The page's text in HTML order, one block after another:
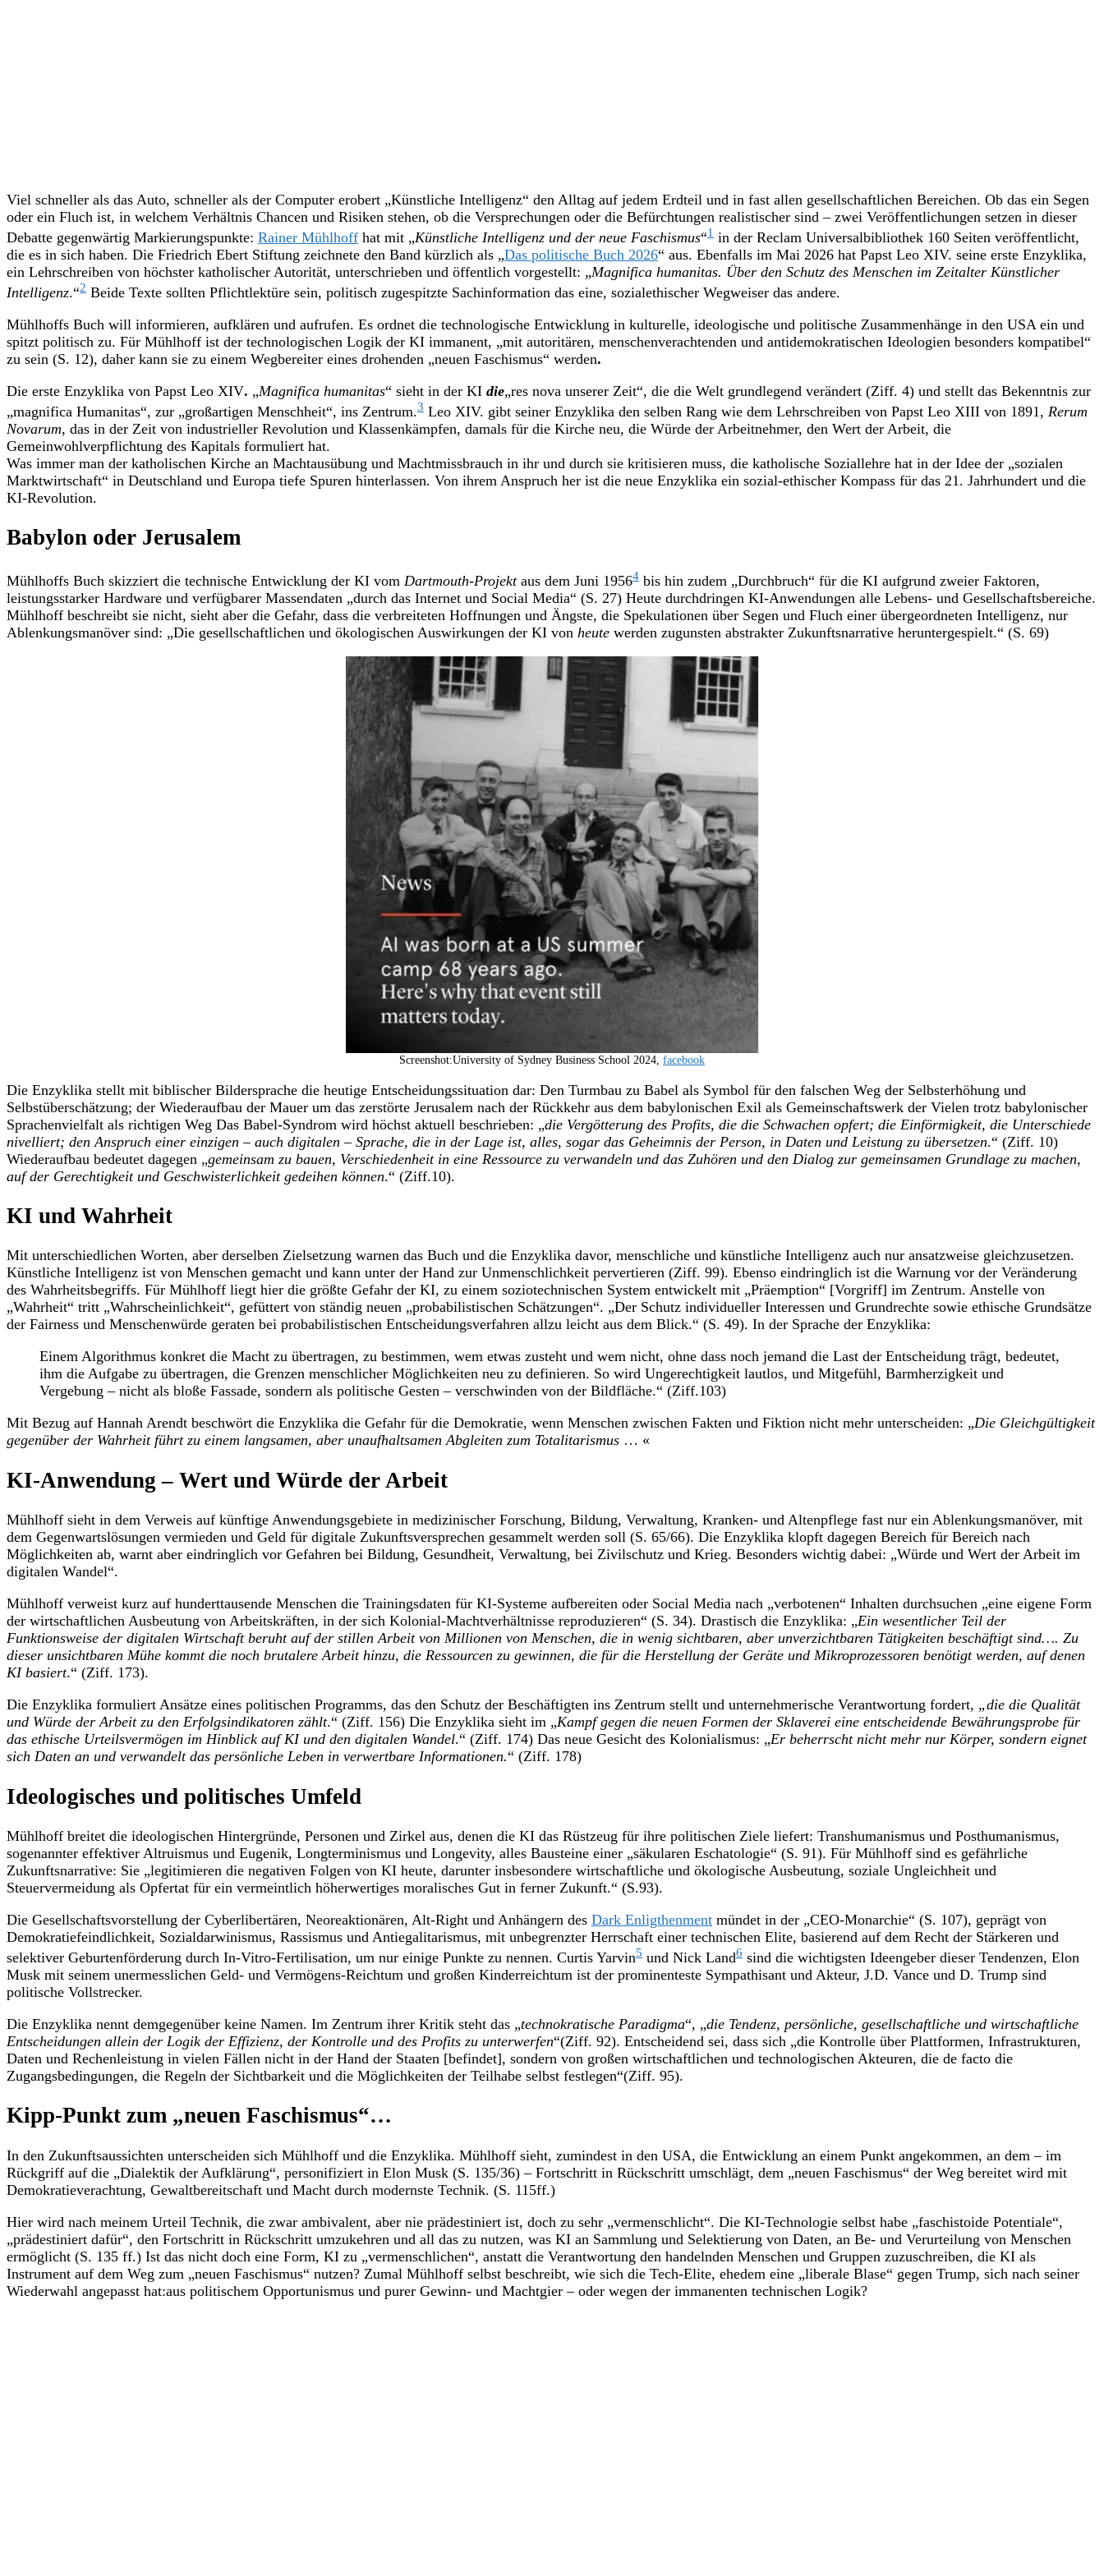
Viel schneller als das Auto, schneller als der Computer erobert „Künstliche Intelligenz“ den Alltag auf jedem Erdteil und in fast allen gesellschaftlichen Bereichen. Ob das ein Segen
oder ein Fluch ist, in welchem Verhältnis Chancen und Risiken stehen, ob die Versprechungen oder die Befürchtungen realistischer sind – zwei Veröffentlichungen setzen in dieser
Debatte gegenwärtig Markierungspunkte: Rainer Mühlhoff hat mit „Künstliche Intelligenz und der neue Faschismus“1 in der Reclam Universalbibliothek 160 Seiten veröffentlicht,
die es in sich haben. Die Friedrich Ebert Stiftung zeichnete den Band kürzlich als „Das politische Buch 2026“ aus. Ebenfalls im Mai 2026 hat Papst Leo XIV. seine erste Enzyklika,
ein Lehrschreiben von höchster katholischer Autorität, unterschrieben und öffentlich vorgestellt: „Magnifica humanitas. Über den Schutz des Menschen im Zeitalter Künstlicher
Intelligenz.“2 Beide Texte sollten Pflichtlektüre sein, politisch zugespitzte Sachinformation das eine, sozialethischer Wegweiser das andere.
Mühlhoffs Buch will informieren, aufklären und aufrufen. Es ordnet die technologische Entwicklung in kulturelle, ideologische und politische Zusammenhänge in den USA ein und
spitzt politisch zu. Für Mühlhoff ist der technologischen Logik der KI immanent, „mit autoritären, menschenverachtenden und antidemokratischen Ideologien besonders kompatibel“
zu sein (S. 12), daher kann sie zu einem Wegbereiter eines drohenden „neuen Faschismus“ werden.
Die erste Enzyklika von Papst Leo XIV. „Magnifica humanitas“ sieht in der KI die„res nova unserer Zeit“, die die Welt grundlegend verändert (Ziff. 4) und stellt das Bekenntnis zur
„magnifica Humanitas“, zur „großartigen Menschheit“, ins Zentrum.3 Leo XIV. gibt seiner Enzyklika den selben Rang wie dem Lehrschreiben von Papst Leo XIII von 1891, Rerum
Novarum, das in der Zeit von industrieller Revolution und Klassenkämpfen, damals für die Kirche neu, die Würde der Arbeitnehmer, den Wert der Arbeit, die
Gemeinwohlverpflichtung des Kapitals formuliert hat.
Was immer man der katholischen Kirche an Machtausübung und Machtmissbrauch in ihr und durch sie kritisieren muss, die katholische Soziallehre hat in der Idee der „sozialen
Marktwirtschaft“ in Deutschland und Europa tiefe Spuren hinterlassen. Von ihrem Anspruch her ist die neue Enzyklika ein sozial-ethischer Kompass für das 21. Jahrhundert und die
KI-Revolution.
Babylon oder Jerusalem
Mühlhoffs Buch skizziert die technische Entwicklung der KI vom Dartmouth-Projekt aus dem Juni 19564 bis hin zudem „Durchbruch“ für die KI aufgrund zweier Faktoren,
leistungsstarker Hardware und verfügbarer Massendaten „durch das Internet und Social Media“ (S. 27) Heute durchdringen KI-Anwendungen alle Lebens- und Gesellschaftsbereiche.
Mühlhoff beschreibt sie nicht, sieht aber die Gefahr, dass die verbreiteten Hoffnungen und Ängste, die Spekulationen über Segen und Fluch einer übergeordneten Intelligenz, nur
Ablenkungsmanöver sind: „Die gesellschaftlichen und ökologischen Auswirkungen der KI von heute werden zugunsten abstrakter Zukunftsnarrative heruntergespielt.“ (S. 69)
Screenshot:University of Sydney Business School 2024, facebook
Die Enzyklika stellt mit biblischer Bildersprache die heutige Entscheidungssituation dar: Den Turmbau zu Babel als Symbol für den falschen Weg der Selbsterhöhung und
Selbstüberschätzung; der Wiederaufbau der Mauer um das zerstörte Jerusalem nach der Rückkehr aus dem babylonischen Exil als Gemeinschaftswerk der Vielen trotz babylonischer
Sprachenvielfalt als richtigen Weg Das Babel-Syndrom wird höchst aktuell beschrieben: „die Vergötterung des Profits, die die Schwachen opfert; die Einförmigkeit, die Unterschiede
nivelliert; den Anspruch einer einzigen – auch digitalen – Sprache, die in der Lage ist, alles, sogar das Geheimnis der Person, in Daten und Leistung zu übersetzen.“ (Ziff. 10)
Wiederaufbau bedeutet dagegen „gemeinsam zu bauen, Verschiedenheit in eine Ressource zu verwandeln und das Zuhören und den Dialog zur gemeinsamen Grundlage zu machen,
auf der Gerechtigkeit und Geschwisterlichkeit gedeihen können.“ (Ziff.10).
KI und Wahrheit
Mit unterschiedlichen Worten, aber derselben Zielsetzung warnen das Buch und die Enzyklika davor, menschliche und künstliche Intelligenz auch nur ansatzweise gleichzusetzen.
Künstliche Intelligenz ist von Menschen gemacht und kann unter der Hand zur Unmenschlichkeit pervertieren (Ziff. 99). Ebenso eindringlich ist die Warnung vor der Veränderung
des Wahrheitsbegriffs. Für Mühlhoff liegt hier die größte Gefahr der KI, zu einem soziotechnischen System entwickelt mit „Präemption“ [Vorgriff] im Zentrum. Anstelle von
„Wahrheit“ tritt „Wahrscheinlichkeit“, gefüttert von ständig neuen „probabilistischen Schätzungen“. „Der Schutz individueller Interessen und Grundrechte sowie ethische Grundsätze
der Fairness und Menschenwürde geraten bei probabilistischen Entscheidungsverfahren allzu leicht aus dem Blick.“ (S. 49). In der Sprache der Enzyklika:
Einem Algorithmus konkret die Macht zu übertragen, zu bestimmen, wem etwas zusteht und wem nicht, ohne dass noch jemand die Last der Entscheidung trägt, bedeutet,
ihm die Aufgabe zu übertragen, die Grenzen menschlicher Möglichkeiten neu zu definieren. So wird Ungerechtigkeit lautlos, und Mitgefühl, Barmherzigkeit und
Vergebung – nicht als bloße Fassade, sondern als politische Gesten – verschwinden von der Bildfläche.“ (Ziff.103)
Mit Bezug auf Hannah Arendt beschwört die Enzyklika die Gefahr für die Demokratie, wenn Menschen zwischen Fakten und Fiktion nicht mehr unterscheiden: „Die Gleichgültigkeit
gegenüber der Wahrheit führt zu einem langsamen, aber unaufhaltsamen Abgleiten zum Totalitarismus … «
KI-Anwendung – Wert und Würde der Arbeit
Mühlhoff sieht in dem Verweis auf künftige Anwendungsgebiete in medizinischer Forschung, Bildung, Verwaltung, Kranken- und Altenpflege fast nur ein Ablenkungsmanöver, mit
dem Gegenwartslösungen vermieden und Geld für digitale Zukunftsversprechen gesammelt werden soll (S. 65/66). Die Enzyklika klopft dagegen Bereich für Bereich nach
Möglichkeiten ab, warnt aber eindringlich vor Gefahren bei Bildung, Gesundheit, Verwaltung, bei Zivilschutz und Krieg. Besonders wichtig dabei: „Würde und Wert der Arbeit im
digitalen Wandel“.
Mühlhoff verweist kurz auf hunderttausende Menschen die Trainingsdaten für KI-Systeme aufbereiten oder Social Media nach „verbotenen“ Inhalten durchsuchen „eine eigene Form
der wirtschaftlichen Ausbeutung von Arbeitskräften, in der sich Kolonial-Machtverhältnisse reproduzieren“ (S. 34). Drastisch die Enzyklika: „Ein wesentlicher Teil der
Funktionsweise der digitalen Wirtschaft beruht auf der stillen Arbeit von Millionen von Menschen, die in wenig sichtbaren, aber unverzichtbaren Tätigkeiten beschäftigt sind…. Zu
dieser unsichtbaren Mühe kommt die noch brutalere Arbeit hinzu, die Ressourcen zu gewinnen, die für die Herstellung der Geräte und Mikroprozessoren benötigt werden, auf denen
KI basiert.“ (Ziff. 173).
Die Enzyklika formuliert Ansätze eines politischen Programms, das den Schutz der Beschäftigten ins Zentrum stellt und unternehmerische Verantwortung fordert, „die die Qualität
und Würde der Arbeit zu den Erfolgsindikatoren zählt.“ (Ziff. 156) Die Enzyklika sieht im „Kampf gegen die neuen Formen der Sklaverei eine entscheidende Bewährungsprobe für
das ethische Urteilsvermögen im Hinblick auf KI und den digitalen Wandel.“ (Ziff. 174) Das neue Gesicht des Kolonialismus: „Er beherrscht nicht mehr nur Körper, sondern eignet
sich Daten an und verwandelt das persönliche Leben in verwertbare Informationen.“ (Ziff. 178)
Ideologisches und politisches Umfeld
Mühlhoff breitet die ideologischen Hintergründe, Personen und Zirkel aus, denen die KI das Rüstzeug für ihre politischen Ziele liefert: Transhumanismus und Posthumanismus,
sogenannter effektiver Altruismus und Eugenik, Longterminismus und Longevity, alles Bausteine einer „säkularen Eschatologie“ (S. 91). Für Mühlhoff sind es gefährliche
Zukunftsnarrative: Sie „legitimieren die negativen Folgen von KI heute, darunter insbesondere wirtschaftliche und ökologische Ausbeutung, soziale Ungleichheit und
Steuervermeidung als Opfertat für ein vermeintlich höherwertiges moralisches Gut in ferner Zukunft.“ (S.93).
Die Gesellschaftsvorstellung der Cyberlibertären, Neoreaktionären, Alt-Right und Anhängern des Dark Enligthenment mündet in der „CEO-Monarchie“ (S. 107), geprägt von
Demokratiefeindlichkeit, Sozialdarwinismus, Rassismus und Antiegalitarismus, mit unbegrenzter Herrschaft einer technischen Elite, basierend auf dem Recht der Stärkeren und
selektiver Geburtenförderung durch In-Vitro-Fertilisation, um nur einige Punkte zu nennen. Curtis Yarvin5 und Nick Land6 sind die wichtigsten Ideengeber dieser Tendenzen, Elon
Musk mit seinem unermesslichen Geld- und Vermögens-Reichtum und großen Kinderreichtum ist der prominenteste Sympathisant und Akteur, J.D. Vance und D. Trump sind
politische Vollstrecker.
Die Enzyklika nennt demgegenüber keine Namen. Im Zentrum ihrer Kritik steht das „technokratische Paradigma“, „die Tendenz, persönliche, gesellschaftliche und wirtschaftliche
Entscheidungen allein der Logik der Effizienz, der Kontrolle und des Profits zu unterwerfen“(Ziff. 92). Entscheidend sei, dass sich „die Kontrolle über Plattformen, Infrastrukturen,
Daten und Rechenleistung in vielen Fällen nicht in der Hand der Staaten [befindet], sondern von großen wirtschaftlichen und technologischen Akteuren, die de facto die
Zugangsbedingungen, die Regeln der Sichtbarkeit und die Möglichkeiten der Teilhabe selbst festlegen“(Ziff. 95).
Kipp-Punkt zum „neuen Faschismus“…
In den Zukunftsaussichten unterscheiden sich Mühlhoff und die Enzyklika. Mühlhoff sieht, zumindest in den USA, die Entwicklung an einem Punkt angekommen, an dem – im
Rückgriff auf die „Dialektik der Aufklärung“, personifiziert in Elon Musk (S. 135/36) – Fortschritt in Rückschritt umschlägt, dem „neuen Faschismus“ der Weg bereitet wird mit
Demokratieverachtung, Gewaltbereitschaft und Macht durch modernste Technik. (S. 115ff.)
Hier wird nach meinem Urteil Technik, die zwar ambivalent, aber nie prädestiniert ist, doch zu sehr „vermenschlicht“. Die KI-Technologie selbst habe „faschistoide Potentiale“,
„prädestiniert dafür“, den Fortschritt in Rückschritt umzukehren und all das zu nutzen, was KI an Sammlung und Selektierung von Daten, an Be- und Verurteilung von Menschen
ermöglicht (S. 135 ff.) Ist das nicht doch eine Form, KI zu „vermenschlichen“, anstatt die Verantwortung den handelnden Menschen und Gruppen zuzuschreiben, die KI als
Instrument auf dem Weg zum „neuen Faschismus“ nutzen? Zumal Mühlhoff selbst beschreibt, wie sich die Tech-Elite, ehedem eine „liberale Blase“ gegen Trump, sich nach seiner
Wiederwahl angepasst hat:aus politischem Opportunismus und purer Gewinn- und Machtgier – oder wegen der immanenten technischen Logik?